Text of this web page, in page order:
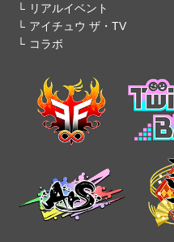
リアルイベント
アイチュウ ザ・TV
コラボ